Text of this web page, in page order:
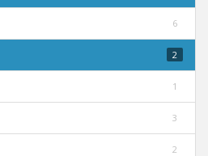
6
2
1
3
2